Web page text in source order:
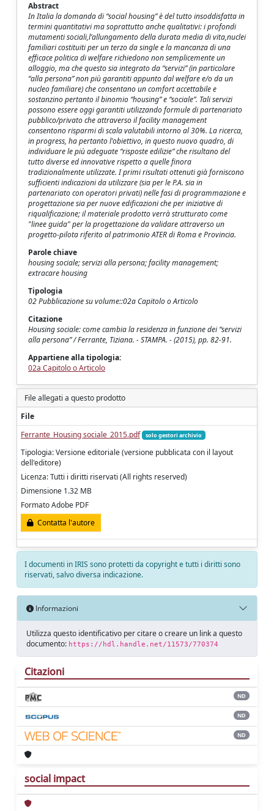
Abstract
In Italia la domanda di “social housing” è del tutto insoddisfatta in
termini quantitativi ma soprattutto anche qualitativi: i profondi
mutamenti sociali,l’allungamento della durata media di vita,nuclei
familiari costituiti per un terzo da single e la mancanza di una
efficace politica di welfare richiedono non semplicemente un
alloggio, ma che questo sia integrato da “servizi” (in particolare
“alla persona” non più garantiti appunto dal welfare e/o da un
nucleo familiare) che consentano un comfort accettabile e
sostanzino pertanto il binomio “housing” e “sociale”. Tali servizi
possono essere oggi garantiti utilizzando formule di partenariato
pubblico/privato che attraverso il facility management
consentono risparmi di scala valutabili intorno al 30%. La ricerca,
in progress, ha pertanto l'obiettivo, in questo nuovo quadro, di
individuare le più adeguate “risposte edilizie” che risultano del
tutto diverse ed innovative rispetto a quelle finora
tradizionalmente utilizzate. I primi risultati ottenuti già forniscono
sufficienti indicazioni da utilizzare (sia per le P.A. sia in
partenariato con operatori privati) nelle fasi di programmazione e
progettazione sia per nuove edificazioni che per iniziative di
riqualificazione; il materiale prodotto verrà strutturato come
"linee guida" per la progettazione da validare attraverso un
progetto-pilota riferito al patrimonio ATER di Roma e Provincia.
Parole chiave
housing sociale; servizi alla persona; facility management;
extracare housing
Tipologia
02 Pubblicazione su volume::02a Capitolo o Articolo
Citazione
Housing sociale: come cambia la residenza in funzione dei “servizi
alla persona” / Ferrante, Tiziana. - STAMPA. - (2015), pp. 82-91.
Appartiene alla tipologia:
02a Capitolo o Articolo
File allegati a questo prodotto
File
Ferrante_Housing sociale_2015.pdf
solo gestori archivio
Tipologia: Versione editoriale (versione pubblicata con il layout
dell'editore)
Licenza: Tutti i diritti riservati (All rights reserved)
Dimensione 1.32 MB
Formato Adobe PDF
Contatta l'autore
I documenti in IRIS sono protetti da copyright e tutti i diritti sono
riservati, salvo diversa indicazione.
Informazioni
Utilizza questo identificativo per citare o creare un link a questo
documento: https://hdl.handle.net/11573/770374
Citazioni
ND
ND
ND
social impact